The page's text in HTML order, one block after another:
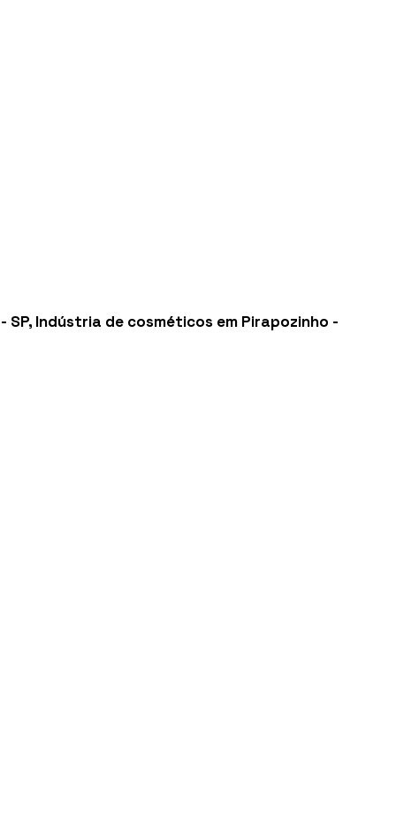
SP, Indústria de cosméticos em Pirapozinho -